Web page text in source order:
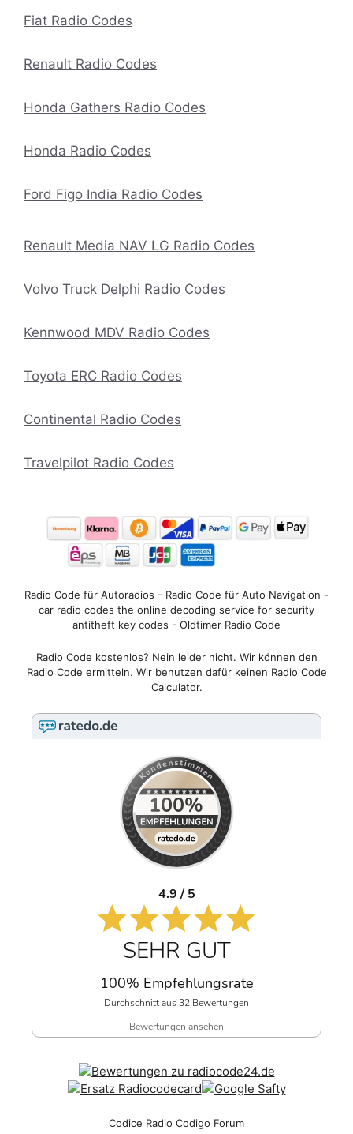
Fiat Radio Codes
Renault Radio Codes
Honda Gathers Radio Codes
Honda Radio Codes
Ford Figo India Radio Codes
Renault Media NAV LG Radio Codes
Volvo Truck Delphi Radio Codes
Kennwood MDV Radio Codes
Toyota ERC Radio Codes
Continental Radio Codes
Travelpilot Radio Codes
Radio Code für Autoradios - Radio Code für Auto Navigation -
car radio codes the online decoding service for security
antitheft key codes - Oldtimer Radio Code
Radio Code kostenlos? Nein leider nicht. Wir können den
Radio Code ermitteln. Wir benutzen dafür keinen Radio Code
Calculator.
4.9 / 5
SEHR GUT
100% Empfehlungsrate
Durchschnitt aus 32 Bewertungen
Bewertungen ansehen
Codice Radio Codigo Forum